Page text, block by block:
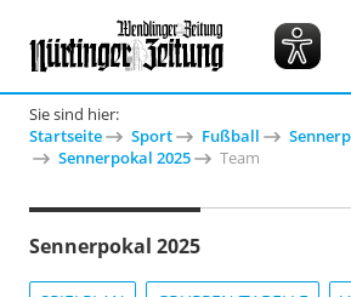
Sie sind hier:
Startseite
Sport Fußball
Sennerpokal 2025
Team
Sennerpokal 2025